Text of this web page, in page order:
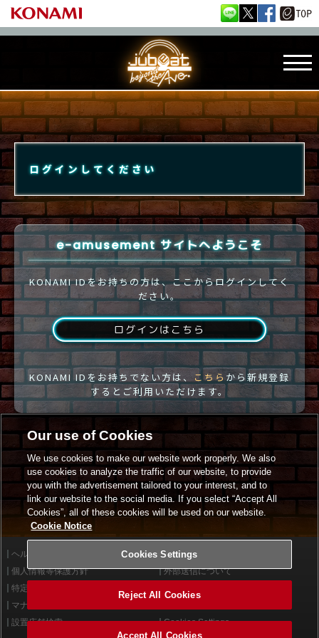
ログインしてください
e-amusement サイトへようこそ
KONAMI IDをお持ちの方は、ここからログインしてく
ださい。
ログインはこちら
KONAMI IDをお持ちでない方は、 こちらから新規登録
するとご利用いただけます。
ヘルプ
利用規約
個人情報等保護方針
外部送信について
特定商取引法に基づく表示
マナー＆ルール
設置店舗検索
Cookies Settings
Our use of Cookies
We use cookies to make our website work properly. We also
use cookies to analyze the traffic of our website, to provide
you with the advertisement tailored to your interest, and to
link our website to the social media. If you select “Accept All
Cookies”, all of these cookies will be used on our website.
Cookie Notice
Cookies Settings
Reject All Cookies
Accept All Cookies